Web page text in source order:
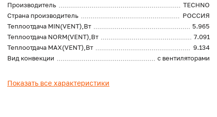
Производитель
TECHNO
Страна производитель
РОССИЯ
Теплоотдача MIN(VENT),Вт
5.965
Теплоотдача NORM(VENT),Вт
7.091
Теплоотдача MAX(VENT),Вт
9.134
Вид конвекции
с вентиляторами
Показать все характеристики